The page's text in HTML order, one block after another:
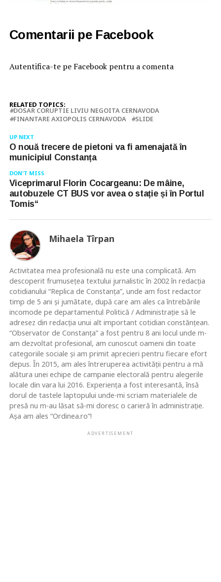
Comentarii pe Facebook
Autentifica-te pe Facebook pentru a comenta
RELATED TOPICS:
DOSAR CORUPTIE LIVIU NEGOITA CERNAVODA
FINANTARE AXIOPOLIS CERNAVODA
SLIDE
UP NEXT
O nouă trecere de pietoni va fi amenajată în
municipiul Constanța
DON'T MISS
Viceprimarul Florin Cocargeanu: De mâine,
autobuzele CT BUS vor avea o stație și în Portul
Tomis“
Mihaela Tîrpan
Activitatea mea profesională nu este una complicată. Am
descoperit frumusețea textului jurnalistic în 2002 în redacția
cotidianului “Replica de Constanța”, unde am fost redactor
timp de 5 ani și jumătate, după care am ales ca întrebările
incomode pe departamentul Politică / Administrație să le
adresez din redacția unui alt important cotidian constănțean.
“Observator de Constanța” a fost pentru 8 ani locul unde m-
am dezvoltat profesional, am cunoscut oameni din toate
categoriile sociale și am primit aprecieri pentru fiecare efort
depus. În 2015, am ales întreruperea activității pentru a mă
alătura unei echipe de campanie electorală pentru alegerile
locale din vara lui 2016. Experiența a fost interesantă, însă
dorul de tastele laptopului unde-mi scriam materialele de
presă nu m-au lăsat să-mi doresc o carieră în administrație.
Așa am ales “Ordinea.ro”!
ADVERTISEMENT